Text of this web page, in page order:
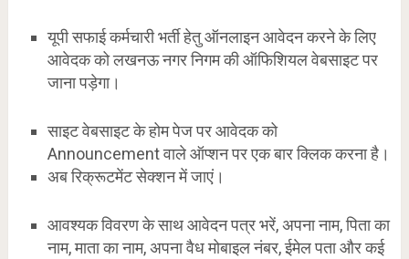
यूपी सफाई कर्मचारी भर्ती हेतु ऑनलाइन आवेदन करने के लिए
आवेदक को लखनऊ नगर निगम की ऑफिशियल वेबसाइट पर
जाना पड़ेगा।
साइट वेबसाइट के होम पेज पर आवेदक को
Announcement वाले ऑप्शन पर एक बार क्लिक करना है।
अब रिक्रूटमेंट सेक्शन में जाएं।
आवश्यक विवरण के साथ आवेदन पत्र भरें, अपना नाम, पिता का
नाम, माता का नाम, अपना वैध मोबाइल नंबर, ईमेल पता और कई